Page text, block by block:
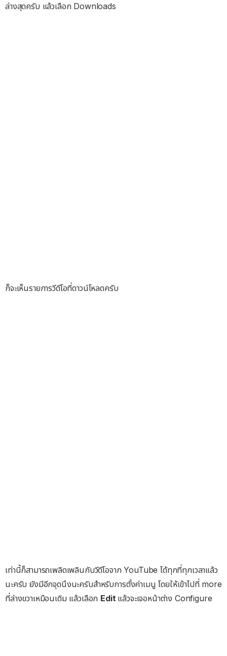
ล่างสุดครับ แล้วเลือก Downloads
ก็จะเห็นรายการวีดีโอที่ดาวน์โหลดครับ
เท่านี้ก็สามารถเพลิดเพลินกับวีดีโอจาก YouTube ได้ทุกที่ทุกเวลาแล้ว
นะครับ ยังมีอีกจุดนึงนะครับสำหรับการตั้งค่าเมนู โดยให้เข้าไปที่ more
ที่ล่างขวาเหมือนเดิม แล้วเลือก Edit แล้วจะเจอหน้าต่าง Configure